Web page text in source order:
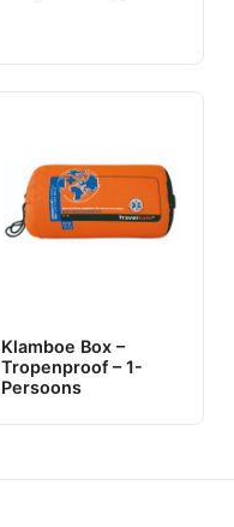
Klamboe Box –
Tropenproof – 1-
Persoons